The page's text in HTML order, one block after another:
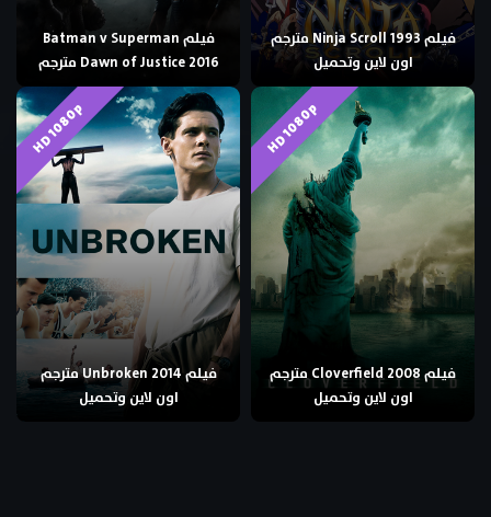
فيلم Ninja Scroll 1993 مترجم
اون لاين وتحميل
فيلم Batman v Superman
Dawn of Justice 2016 مترجم
HD 1080p
فيلم Cloverfield 2008 مترجم
اون لاين وتحميل
HD 1080p
فيلم Unbroken 2014 مترجم
اون لاين وتحميل